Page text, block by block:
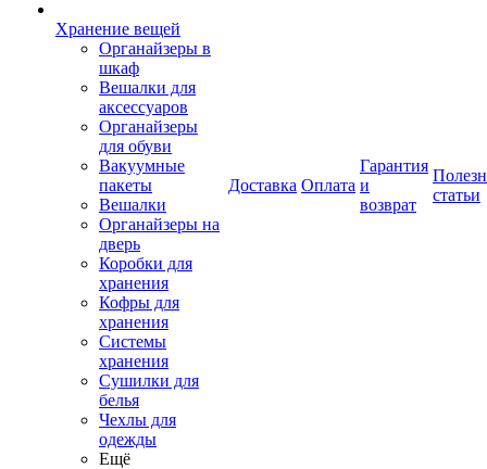
Хранение вещей
Органайзеры в
шкаф
Вешалки для
аксессуаров
Органайзеры
для обуви
Вакуумные
пакеты
Вешалки
Органайзеры на
дверь
Коробки для
хранения
Кофры для
хранения
Системы
хранения
Сушилки для
белья
Чехлы для
одежды
Ещё
Доставка Оплата
Гарантия
и
возврат
статьи